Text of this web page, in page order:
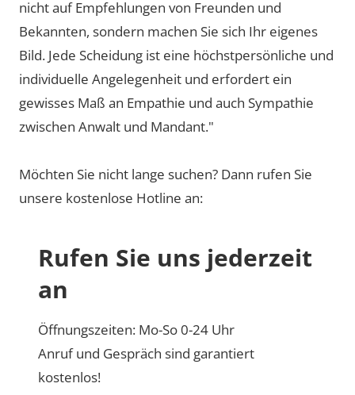
nicht auf Empfehlungen von Freunden und
Bekannten, sondern machen Sie sich Ihr eigenes
Bild. Jede Scheidung ist eine höchstpersönliche und
individuelle Angelegenheit und erfordert ein
gewisses Maß an Empathie und auch Sympathie
zwischen Anwalt und Mandant."
Möchten Sie nicht lange suchen? Dann rufen Sie
unsere kostenlose Hotline an:
Rufen Sie uns jederzeit
an
Öffnungszeiten: Mo-So 0-24 Uhr
Anruf und Gespräch sind garantiert
kostenlos!